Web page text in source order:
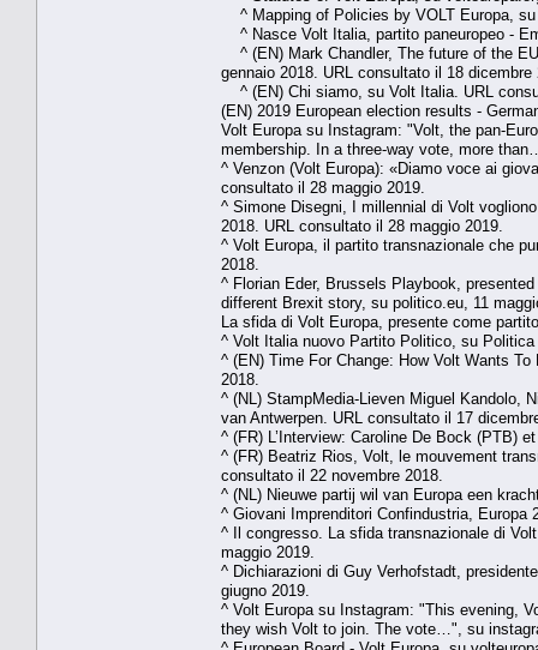
^ Mapping of Policies by VOLT Europa, su
^ Nasce Volt Italia, partito paneuropeo -
^ (EN) Mark Chandler, The future of the
gennaio 2018. URL consultato il 18 dicembre
^ (EN) Chi siamo, su Volt Italia. URL
(EN) 2019 European election results -
Volt Europa su Instagram: "Volt, the pan-
membership. In a three-way vote, more
^ Venzon (Volt Europa): «Diamo voce ai
consultato il 28 maggio 2019.
^ Simone Disegni, I millennial di Volt
2018. URL consultato il 28 maggio 2019.
^ Volt Europa, il partito transnazionale che
2018.
^ Florian Eder, Brussels Playbook,
different Brexit story, su politico.eu, 11
La sfida di Volt Europa, presente come
^ Volt Italia nuovo Partito Politico, su
^ (EN) Time For Change: How Volt Wants
2018.
^ (NL) StampMedia-Lieven Miguel Kandolo,
van Antwerpen. URL consultato il 17
^ (FR) L’Interview: Caroline De Bock (PTB)
^ (FR) Beatriz Rios, Volt, le mouvement
consultato il 22 novembre 2018.
^ (NL) Nieuwe partij wil van Europa een
^ Giovani Imprenditori Confindustria, Europa
^ Il congresso. La sfida transnazionale di
maggio 2019.
^ Dichiarazioni di Guy Verhofstadt,
giugno 2019.
^ Volt Europa su Instagram: "This evening,
they wish Volt to join. The vote…", su